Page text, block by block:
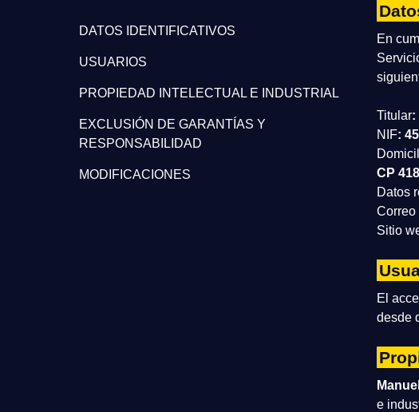
DATOS IDENTIFICATIVOS
USUARIOS
PROPIEDAD INTELECTUAL E INDUSTRIAL
EXCLUSIÓN DE GARANTÍAS Y
RESPONSABILIDAD
MODIFICACIONES
En
Titular:
NIF:
CP
Datos
Correo
Sitio
El
desde
e